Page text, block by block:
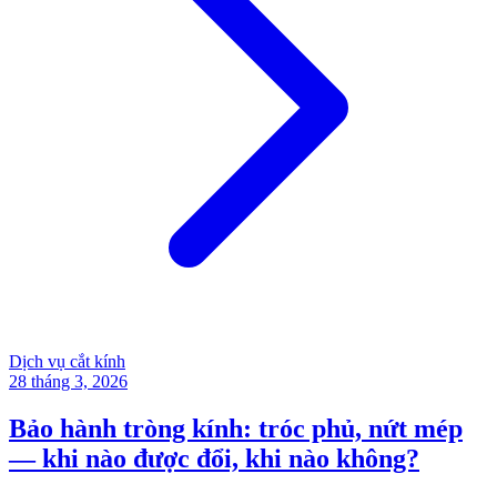
Dịch vụ cắt kính
28 tháng 3, 2026
Bảo hành tròng kính: tróc phủ, nứt mép
— khi nào được đổi, khi nào không?